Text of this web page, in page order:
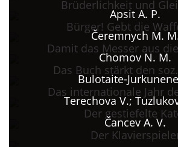
Brüderlichkeit und
Apsit A. P.
Bürger! Gebt die
Čeremnych M.
Damit das Messer aus
Chomov N. M.
Das Buch stärkt den
Bulotaite-
Das internationale Jahr
Terechova V.;
Der gestiefelte
Čancev A. V.
Der